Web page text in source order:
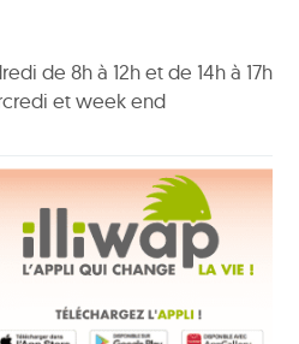
de 8h à 12h et de 14h à 17h
et week end